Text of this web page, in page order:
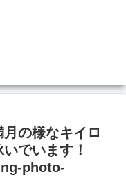
の様なキイロ
いでいます！
photo‐